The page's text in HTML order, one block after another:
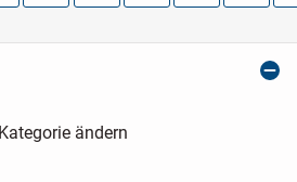
Kategorie ändern